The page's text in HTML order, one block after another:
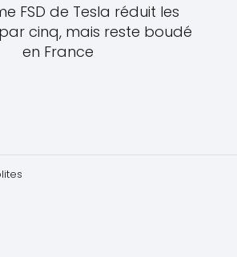
FSD de Tesla réduit les
cinq, mais reste boudé
en France